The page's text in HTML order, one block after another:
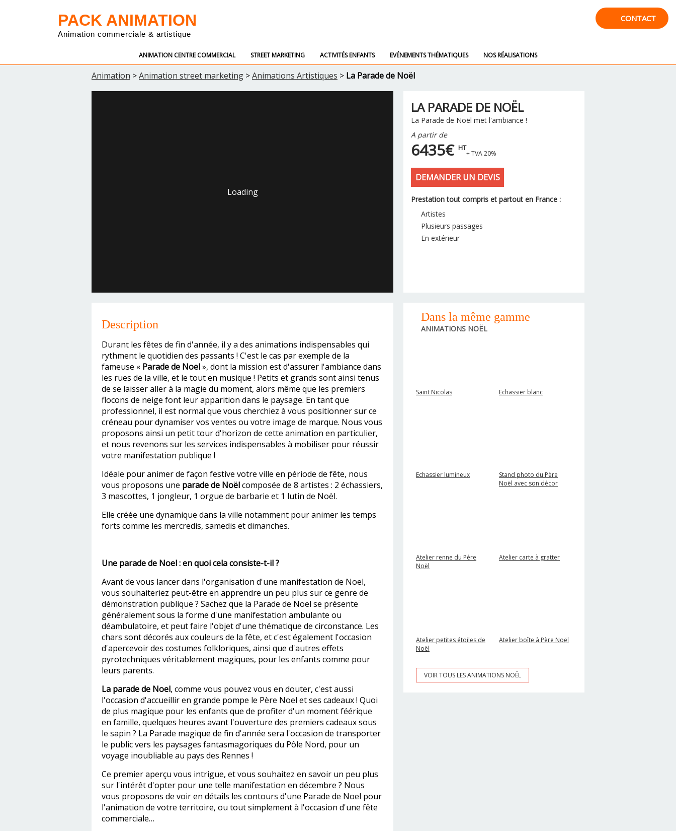
PACK ANIMATION
Animation commerciale & artistique
CONTACT
ANIMATION CENTRE COMMERCIAL STREET MARKETING ACTIVITÉS ENFANTS EVÉNEMENTS THÉMATIQUES NOS RÉALISATIONS
Animation >Animation street marketing >Animations Artistiques > La Parade de Noël
Loading
LA PARADE DE NOËL
La Parade de Noël met l'ambiance !
A partir de
6435€ HT
+ TVA 20%
DEMANDER UN DEVIS
Prestation tout compris et partout en France :
Artistes
Plusieurs passages
En extérieur
Description
Durant les fêtes de fin d'année, il y a des animations indispensables qui
rythment le quotidien des passants ! C'est le cas par exemple de la
fameuse « Parade de Noel», dont la mission est d'assurer l'ambiance dans
les rues de la ville, et le tout en musique ! Petits et grands sont ainsi tenus
de se laisser aller à la magie du moment, alors même que les premiers
flocons de neige font leur apparition dans le paysage. En tant que
professionnel, il est normal que vous cherchiez à vous positionner sur ce
créneau pour dynamiser vos ventes ou votre image de marque. Nous vous
proposons ainsi un petit tour d'horizon de cette animation en particulier,
et nous revenons sur les services indispensables à mobiliser pour réussir
votre manifestation publique !
Idéale pour animer de façon festive votre ville en période de fête, nous
vous proposons une parade de Noëlcomposée de 8 artistes : 2 échassiers,
3 mascottes, 1 jongleur, 1 orgue de barbarie et 1 lutin de Noël.
Elle créée une dynamique dans la ville notamment pour animer les temps
forts comme les mercredis, samedis et dimanches.
Une parade de Noel : en quoi cela consiste-t-il ?
Avant de vous lancer dans l'organisation d'une manifestation de Noel,
vous souhaiteriez peut-être en apprendre un peu plus sur ce genre de
démonstration publique ? Sachez que la Parade de Noel se présente
généralement sous la forme d'une manifestation ambulante ou
déambulatoire, et peut faire l'objet d'une thématique de circonstance. Les
chars sont décorés aux couleurs de la fête, et c'est également l'occasion
d'apercevoir des costumes folkloriques, ainsi que d'autres effets
pyrotechniques véritablement magiques, pour les enfants comme pour
leurs parents.
La parade de Noel, comme vous pouvez vous en douter, c'est aussi
l'occasion d'accueillir en grande pompe le Père Noel et ses cadeaux ! Quoi
de plus magique pour les enfants que de profiter d'un moment féérique
en famille, quelques heures avant l'ouverture des premiers cadeaux sous
le sapin ? La Parade magique de fin d'année sera l'occasion de transporter
le public vers les paysages fantasmagoriques du Pôle Nord, pour un
voyage inoubliable au pays des Rennes !
Ce premier aperçu vous intrigue, et vous souhaitez en savoir un peu plus
sur l'intérêt d'opter pour une telle manifestation en décembre ? Nous
vous proposons de voir en détails les contours d'une Parade de Noel pour
l'animation de votre territoire, ou tout simplement à l'occasion d'une fête
commerciale…
Dans la même gamme
ANIMATIONS NOËL
Saint Nicolas Echassier blanc
Echassier lumineux
Stand photo du Père
Noël avec son décor
Atelier renne du Père
Noël
Atelier carte à gratter
Atelier petites étoiles de
Noël
Atelier boîte à Père Noël
VOIR TOUS LES ANIMATIONS NOËL